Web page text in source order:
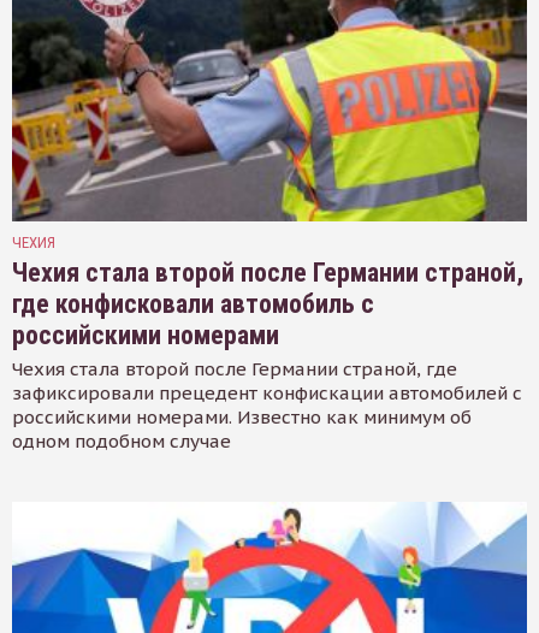
ЧЕХИЯ
Чехия стала второй после Германии страной,
где конфисковали автомобиль с
российскими номерами
Чехия стала второй после Германии страной, где
зафиксировали прецедент конфискации автомобилей с
российскими номерами. Известно как минимум об
одном подобном случае